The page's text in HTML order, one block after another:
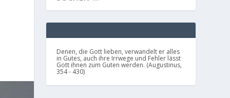
Denen, die Gott lieben, verwandelt er alles
in Gutes, auch ihre Irrwege und Fehler lässt
Gott ihnen zum Guten werden. (Augustinus,
354 - 430)